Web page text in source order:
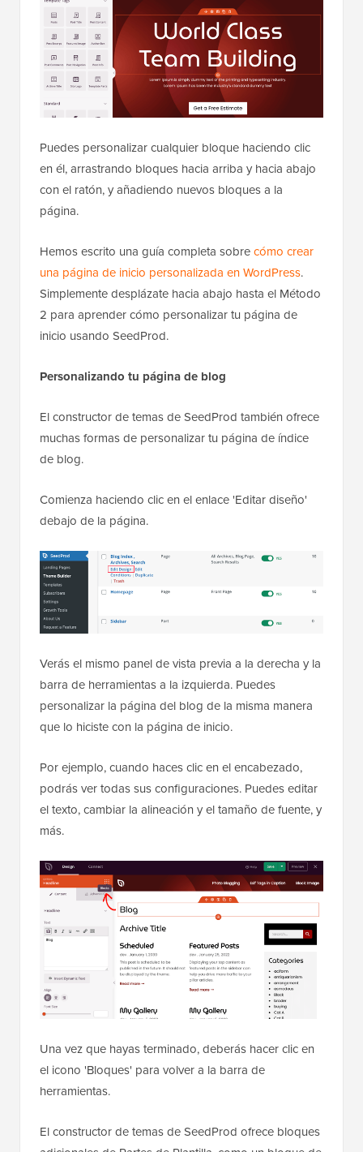
Puedes personalizar cualquier bloque haciendo clic
en él, arrastrando bloques hacia arriba y hacia abajo
con el ratón, y añadiendo nuevos bloques a la
página.
Hemos escrito una guía completa sobrecómo crear
una página de inicio personalizada en WordPress.
Simplemente desplázate hacia abajo hasta el Método
2 para aprender cómo personalizar tu página de
inicio usando SeedProd.
Personalizando tu página de blog
El constructor de temas de SeedProd también ofrece
muchas formas de personalizar tu página de índice
de blog.
Comienza haciendo clic en el enlace 'Editar diseño'
debajo de la página.
Verás el mismo panel de vista previa a la derecha y la
barra de herramientas a la izquierda. Puedes
personalizar la página del blog de la misma manera
que lo hiciste con la página de inicio.
Por ejemplo, cuando haces clic en el encabezado,
podrás ver todas sus configuraciones. Puedes editar
el texto, cambiar la alineación y el tamaño de fuente, y
más.
Una vez que hayas terminado, deberás hacer clic en
el icono 'Bloques' para volver a la barra de
herramientas.
El constructor de temas de SeedProd ofrece bloques